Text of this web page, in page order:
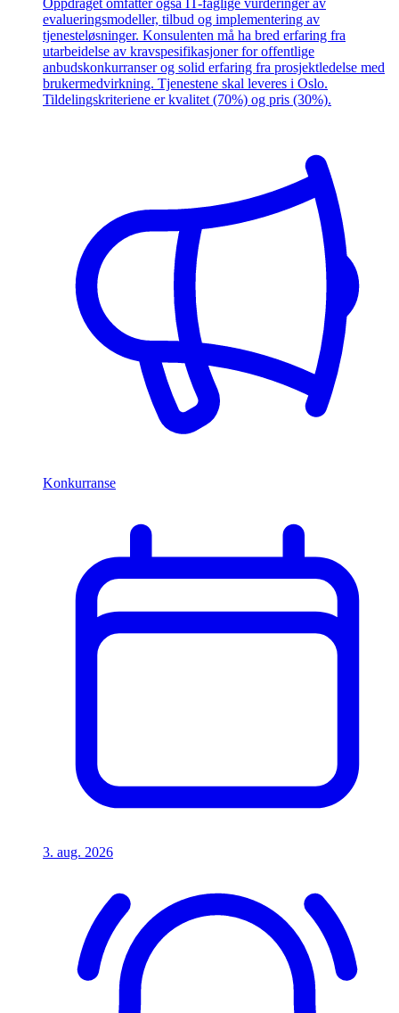
Oppdraget omfatter også IT-faglige vurderinger av
evalueringsmodeller, tilbud og implementering av
tjenesteløsninger. Konsulenten må ha bred erfaring fra
utarbeidelse av kravspesifikasjoner for offentlige
anbudskonkurranser og solid erfaring fra prosjektledelse med
brukermedvirkning. Tjenestene skal leveres i Oslo.
Tildelingskriteriene er kvalitet (70%) og pris (30%).
Konkurranse
3. aug. 2026